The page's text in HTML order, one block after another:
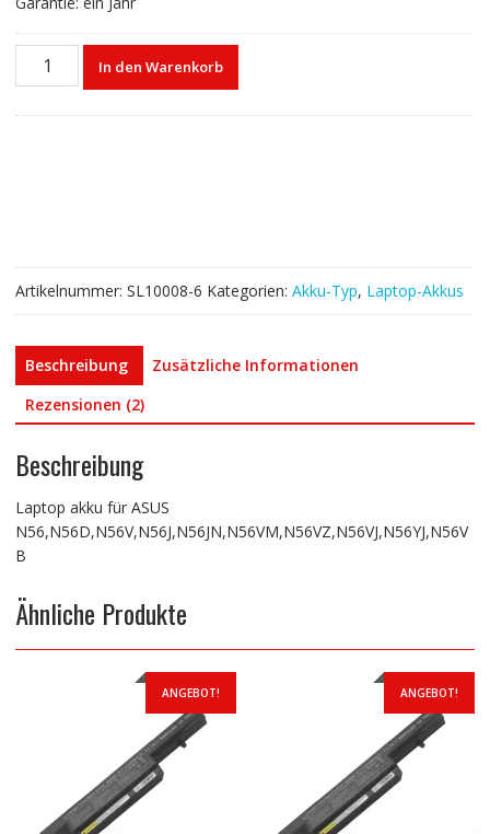
Laptop
In den Warenkorb
Artikelnummer: SL10008-6 Kategorien: Akku-Typ, Laptop-Akkus
Beschreibung
Zusätzliche Informationen
Rezensionen (2)
Beschreibung
Laptop akku für ASUS
N56,N56D,N56V,N56J,N56JN,N56VM,N56VZ,N56VJ,N56YJ,N56V
B
Ähnliche Produkte
ANGEBOT! ANGEBOT!